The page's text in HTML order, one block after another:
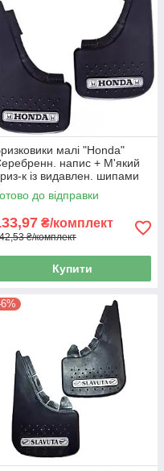
малі "Honda"
напис + М'який
к із видавлен. шипами
до відправки
₴/комплект
₴/комплект
Купити